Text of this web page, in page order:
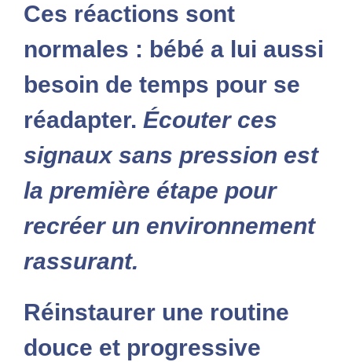
Ces réactions sont
normales : bébé a lui aussi
besoin de temps pour se
réadapter. Écouter ces
signaux sans pression est
la première étape pour
recréer un environnement
rassurant.
Réinstaurer une routine
douce et progressive